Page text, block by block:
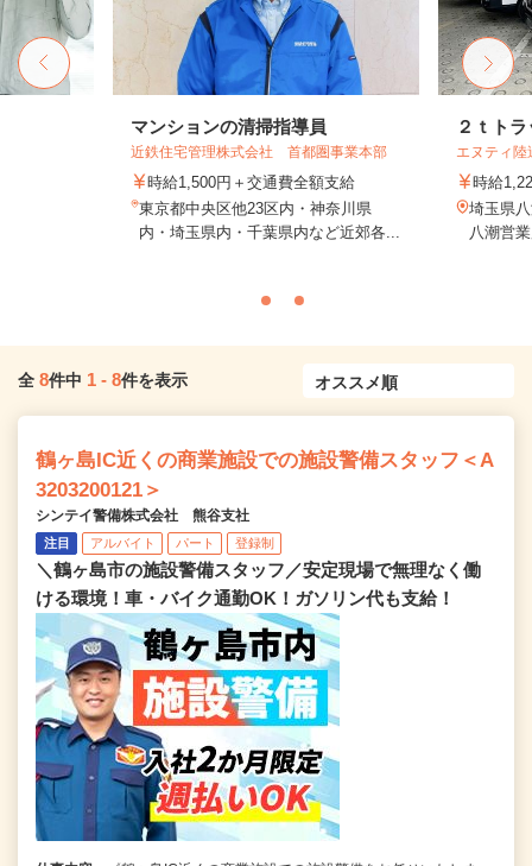
マンションの清掃指導員
近鉄住宅管理株式会社 首都圏事業本部
時給1,500円＋交通費全額支給
東京都中央区他23区内・神奈川県
内・埼玉県内・千葉県内など近郊各...
２ｔト
エヌティ
時給
埼玉県
八潮営
全 8件中 1 - 8件を表示
鶴ヶ島IC近くの商業施設での施設警備スタッフ＜A
3203200121＞
シンテイ警備株式会社 熊谷支社
注目 アルバイト パート 登録制
＼鶴ヶ島市の施設警備スタッフ／安定現場で無理なく働
ける環境！車・バイク通勤OK！ガソリン代も支給！